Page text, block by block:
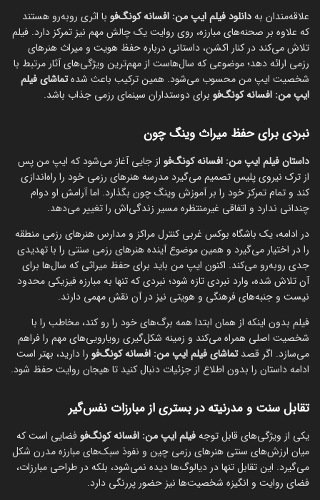
علاقه‌مندان بهدانلود فیلم ایپ من: افسانه کونگ‌فو با اثری روبه‌رو هستند
که علاوه بر صحنه‌های مبارزه، روی روایت یک چالش مهم نیز تمرکز دارد. فیلم
تلاش می‌کند در کنار اکشن، داستانی درباره حفظ هویت و میراث هنرهای
رزمی ارائه دهد؛ موضوعی که سال‌هاست از مهم‌ترین ویژگی‌های آثار مرتبط با
شخصیت ایپ من محسوب می‌شود. همین ترکیب باعث شدهتماشای فیلم
ایپ من: افسانه کونگ‌فو برای دوستداران سینمای رزمی جذاب باشد.
نبردی برای حفظ میراث وینگ چون
داستان فیلم ایپ من: افسانه کونگ‌فو از جایی آغاز می‌شود که ایپ من پس
از ترک نیروی پلیس تصمیم می‌گیرد مدرسه هنرهای رزمی خود را راه‌اندازی
کند و تمام تمرکز خود را بر آموزش وینگ چون بگذارد. اما آرامش او دوام
چندانی ندارد و اتفاقی غیرمنتظره مسیر زندگی‌اش را تغییر می‌دهد.
در ادامه، یک باشگاه بوکس غربی کنترل مراکز و مدارس هنرهای رزمی منطقه
را در اختیار می‌گیرد و همین موضوع آینده هنرهای رزمی سنتی را با تهدیدی
جدی روبه‌رو می‌کند. اکنون ایپ من باید برای حفظ میراثی که سال‌ها برای
آن تلاش شده، وارد نبردی تازه شود؛ نبردی که تنها به مبارزه فیزیکی محدود
نیست و جنبه‌های فرهنگی و هویتی نیز در آن نقش مهمی دارند.
فیلم بدون اینکه از همان ابتدا همه برگ‌های خود را رو کند، مخاطب را با
شخصیت اصلی همراه می‌کند و زمینه شکل‌گیری رویارویی‌های مهم را فراهم
می‌سازد. اگر قصدتماشای فیلم ایپ من: افسانه کونگ‌فو را دارید، بهتر است
ادامه داستان را بدون اطلاع از جزئیات دنبال کنید تا هیجان روایت حفظ شود.
تقابل سنت و مدرنیته در بستری از مبارزات نفس‌گیر
یکی از ویژگی‌های قابل توجهفیلم ایپ من: افسانه کونگ‌فوفضایی است که
میان ارزش‌های سنتی هنرهای رزمی چین و نفوذ سبک‌های مبارزه مدرن شکل
می‌گیرد. این تقابل تنها در دیالوگ‌ها دیده نمی‌شود، بلکه در طراحی مبارزات،
فضای روایت و انگیزه شخصیت‌ها نیز حضور پررنگی دارد.